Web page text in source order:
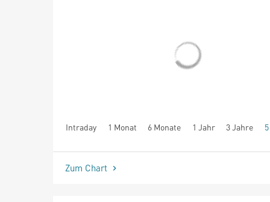
Intraday 1 Monat 6 Monate 1 Jahr 3 Jahre
seit Beginn
Zum Chart